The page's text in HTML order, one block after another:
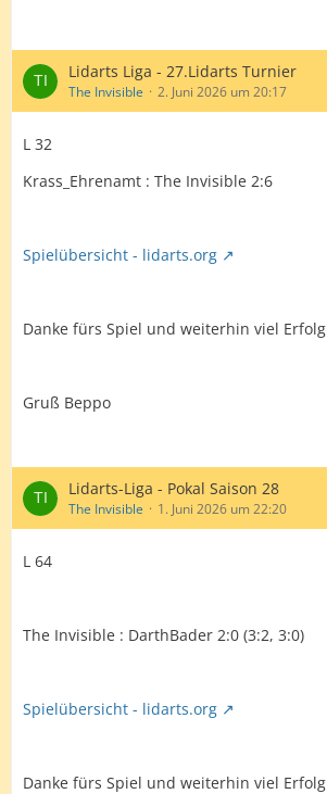
Lidarts Liga - 27.Lidarts Turnier
The Invisible 2. Juni 2026 um 20:17
L 32
Krass_Ehrenamt : The Invisible 2:6
Spielübersicht - lidarts.org
Danke fürs Spiel und weiterhin viel Erfolg
Gruß Beppo
Lidarts-Liga - Pokal Saison 28
The Invisible 1. Juni 2026 um 22:20
L 64
The Invisible : DarthBader 2:0 (3:2, 3:0)
Spielübersicht - lidarts.org
Danke fürs Spiel und weiterhin viel Erfolg